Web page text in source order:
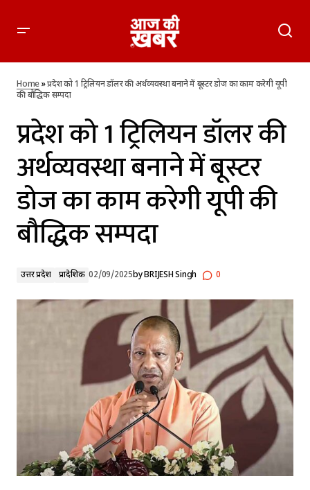
करेगी यूपी की बौद्धिक सम्पदा
Home»प्रदेश को 1 ट्रिलियन डॉलर की अर्थव्यवस्था बनाने में बूस्टर डोज का काम करेगी यूपी
की बौद्धिक सम्पदा
प्रदेश को 1 ट्रिलियन डॉलर की
अर्थव्यवस्था बनाने में बूस्टर
डोज का काम करेगी यूपी की
बौद्धिक सम्पदा
उत्तर प्रदेश प्रादेशिक 02/09/2025byBRIJESH Singh 0